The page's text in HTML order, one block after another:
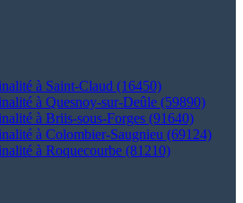
à Saint-Claud (16450)
à Quesnoy-sur-Deûle (59890)
à Briis-sous-Forges (91640)
à Colombier-Saugnieu (69124)
à Roquecourbe (81210)